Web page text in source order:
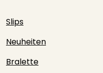
Slips
Neuheiten
Bralette